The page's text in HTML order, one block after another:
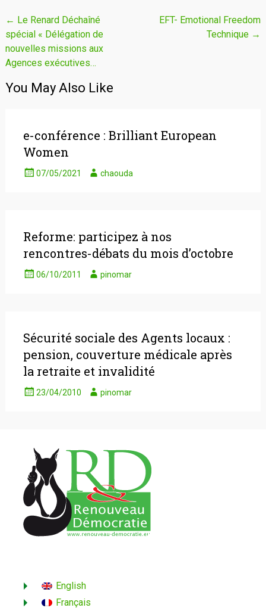
Navigation
de
l'article
← Le Renard Déchaîné
spécial « Délégation de
nouvelles missions aux
Agences exécutives…
EFT- Emotional Freedom
Technique →
You May Also Like
e-conférence : Brilliant European
Women
07/05/2021 chaouda
Reforme: participez à nos
rencontres-débats du mois d’octobre
06/10/2011 pinomar
Sécurité sociale des Agents locaux :
pension, couverture médicale après
la retraite et invalidité
23/04/2010 pinomar
English
Français